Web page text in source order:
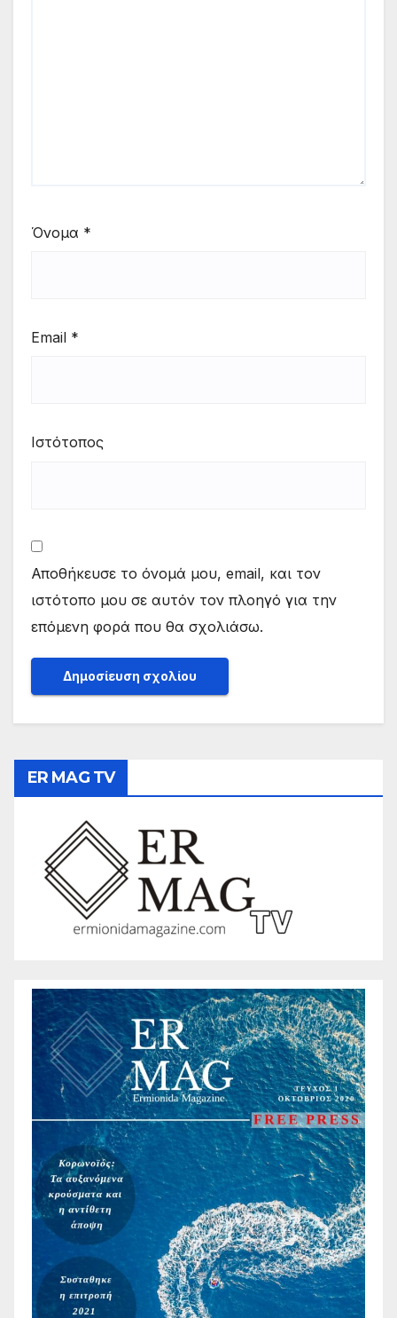
Όνομα *
Email *
Ιστότοπος
Αποθήκευσε το όνομά μου, email, και τον
ιστότοπο μου σε αυτόν τον πλοηγό για την
επόμενη φορά που θα σχολιάσω.
ER MAG TV